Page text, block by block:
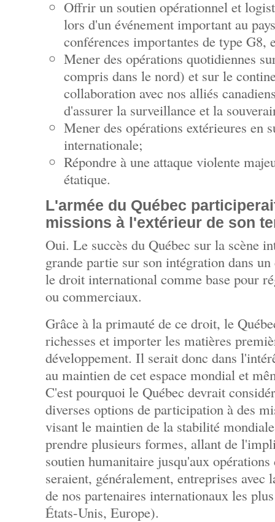
Offrir un soutien opérationnel et
lors d'un événement important au
conférences importantes de type G8,
Mener des opérations quotidiennes
compris dans le nord) et sur le
collaboration avec nos alliés
d'assurer la surveillance et la
Mener des opérations extérieures en
internationale;
Répondre à une attaque violente
étatique.
L'armée du Québec
missions à l'extérieur de son
Oui. Le succès du Québec sur la scène
grande partie sur son intégration dans
le droit international comme base pour
ou commerciaux.
Grâce à la primauté de ce droit, le
richesses et importer les matières
développement. Il serait donc dans
au maintien de cet espace mondial et
C'est pourquoi le Québec devrait
diverses options de participation à des
visant le maintien de la stabilité
prendre plusieurs formes, allant de
soutien humanitaire jusqu'aux
seraient, généralement, entreprises
de nos partenaires internationaux les
États-Unis, Europe).